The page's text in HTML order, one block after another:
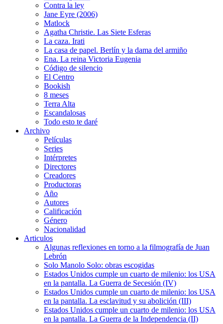
Contra la ley
Jane Eyre (2006)
Matlock
Agatha Christie. Las Siete Esferas
La caza. Irati
La casa de papel. Berlín y la dama del armiño
Ena. La reina Victoria Eugenia
Código de silencio
El Centro
Bookish
8 meses
Terra Alta
Escandalosas
Todo esto te daré
Archivo
Películas
Series
Intérpretes
Directores
Creadores
Productoras
Año
Autores
Calificación
Género
Nacionalidad
Articulos
Algunas reflexiones en torno a la filmografía de Juan
Lebrón
Solo Manolo Solo: obras escogidas
Estados Unidos cumple un cuarto de milenio: los USA
en la pantalla. La Guerra de Secesión (IV)
Estados Unidos cumple un cuarto de milenio: los USA
en la pantalla. La esclavitud y su abolición (III)
Estados Unidos cumple un cuarto de milenio: los USA
en la pantalla. La Guerra de la Independencia (II)